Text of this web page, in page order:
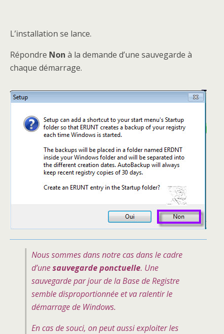
L’installation se lance.
Répondre Non à la demande d’une sauvegarde à
chaque démarrage.
Nous sommes dans notre cas dans le cadre
d’unesauvegarde ponctuelle. Une
sauvegarde par jour de la Base de Registre
semble disproportionnée et va ralentir le
démarrage de Windows.
En cas de souci, on peut aussi exploiter les